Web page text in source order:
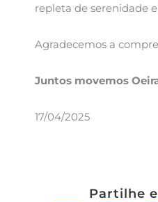
repleta de serenidade
Agradecemos a
Juntos movemos
17/04/2025
Partilhe